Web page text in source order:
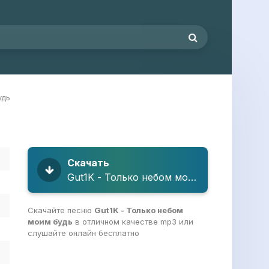
Скачать
Gut1K - Только небом моим будь
Скачайте песню Gut1K - Только небом
моим будь в отличном качестве mp3 или
слушайте онлайн бесплатно